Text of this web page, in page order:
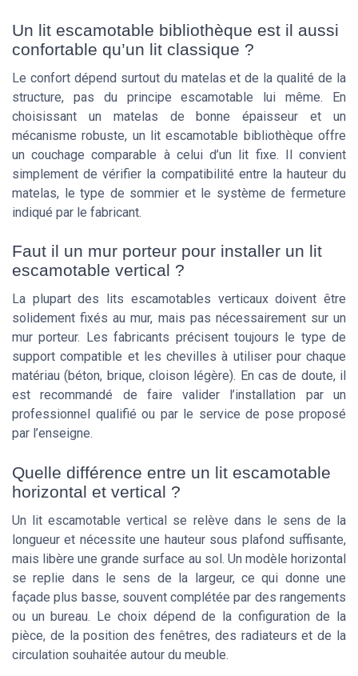
Un lit escamotable bibliothèque est il aussi
confortable qu’un lit classique ?
Le confort dépend surtout du matelas et de la qualité de la
structure, pas du principe escamotable lui même. En
choisissant un matelas de bonne épaisseur et un
mécanisme robuste, un lit escamotable bibliothèque offre
un couchage comparable à celui d’un lit fixe. Il convient
simplement de vérifier la compatibilité entre la hauteur du
matelas, le type de sommier et le système de fermeture
indiqué par le fabricant.
Faut il un mur porteur pour installer un lit
escamotable vertical ?
La plupart des lits escamotables verticaux doivent être
solidement fixés au mur, mais pas nécessairement sur un
mur porteur. Les fabricants précisent toujours le type de
support compatible et les chevilles à utiliser pour chaque
matériau (béton, brique, cloison légère). En cas de doute, il
est recommandé de faire valider l’installation par un
professionnel qualifié ou par le service de pose proposé
par l’enseigne.
Quelle différence entre un lit escamotable
horizontal et vertical ?
Un lit escamotable vertical se relève dans le sens de la
longueur et nécessite une hauteur sous plafond suffisante,
mais libère une grande surface au sol. Un modèle horizontal
se replie dans le sens de la largeur, ce qui donne une
façade plus basse, souvent complétée par des rangements
ou un bureau. Le choix dépend de la configuration de la
pièce, de la position des fenêtres, des radiateurs et de la
circulation souhaitée autour du meuble.